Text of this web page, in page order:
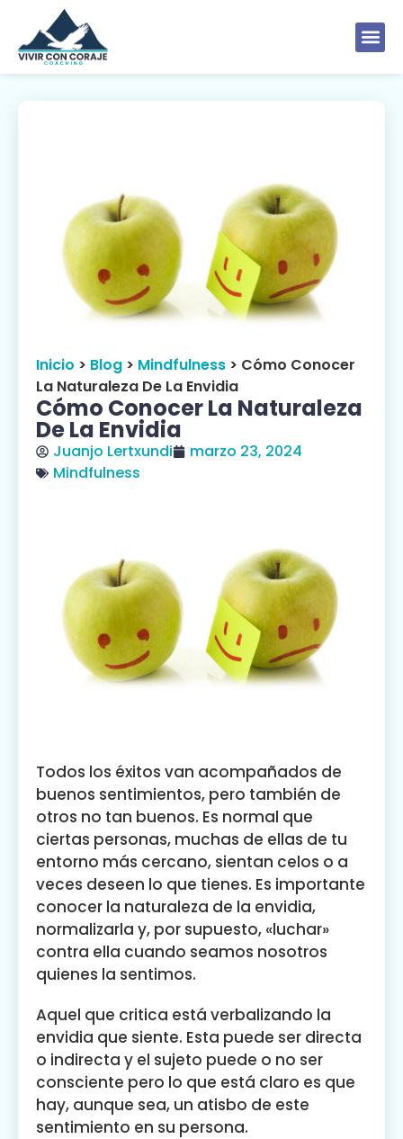
Inicio > Blog > Mindfulness > Cómo Conocer
La Naturaleza De La Envidia
Cómo Conocer La Naturaleza
De La Envidia
Juanjo Lertxundi
marzo 23, 2024
Mindfulness
Todos los éxitos van acompañados de
buenos sentimientos, pero también de
otros no tan buenos. Es normal que
ciertas personas, muchas de ellas de tu
entorno más cercano, sientan celos o a
veces deseen lo que tienes. Es importante
conocer la naturaleza de la envidia,
normalizarla y, por supuesto, «luchar»
contra ella cuando seamos nosotros
quienes la sentimos.
Aquel que critica está verbalizando la
envidia que siente. Esta puede ser directa
o indirecta y el sujeto puede o no ser
consciente pero lo que está claro es que
hay, aunque sea, un atisbo de este
sentimiento en su persona.